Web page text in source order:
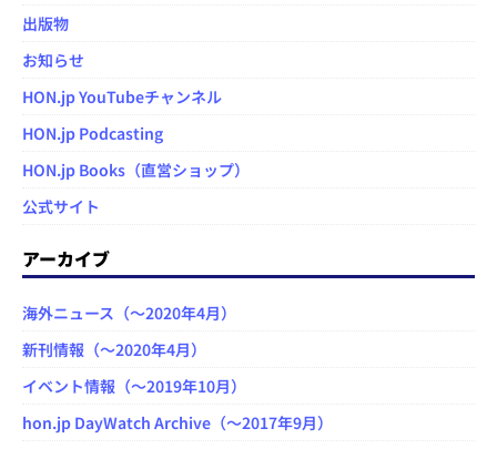
出版物
お知らせ
HON.jp YouTubeチャンネル
HON.jp Podcasting
HON.jp Books（直営ショップ）
公式サイト
アーカイブ
海外ニュース（～2020年4月）
新刊情報（～2020年4月）
イベント情報（～2019年10月）
hon.jp DayWatch Archive（～2017年9月）